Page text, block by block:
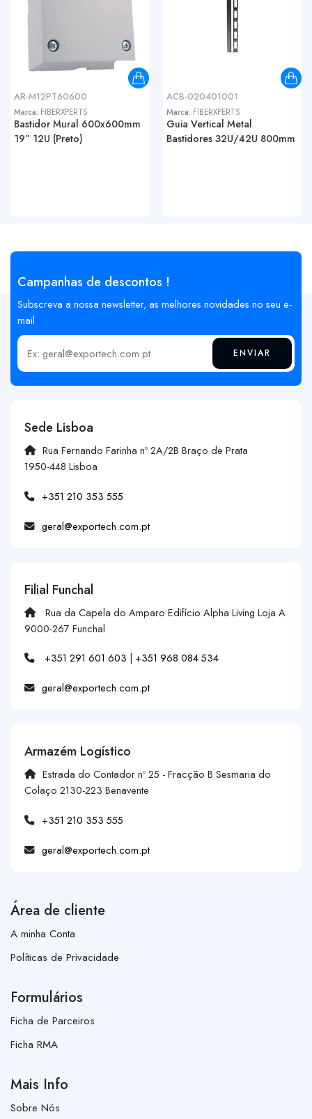
AR-M12PT60600
Marca: FIBERXPERTS
Bastidor Mural 600x600mm
19” 12U (Preto)
ACB-020401001
Marca: FIBERXPERTS
Guia Vertical Metal
Bastidores 32U/42U 800mm
Campanhas de descontos !
Subscreva a nossa newsletter, as melhores novidades no seu e-
mail
Insira o seu email ENVIAR
Sede Lisboa
Rua Fernando Farinha nº 2A/2B Braço de Prata
1950-448 Lisboa
+351 210 353 555
geral@exportech.com.pt
Filial Funchal
Rua da Capela do Amparo Edifício Alpha Living Loja A
9000-267 Funchal
+351 291 601 603 | +351 968 084 534
geral@exportech.com.pt
Armazém Logístico
Estrada do Contador nº 25 - Fracção B Sesmaria do
Colaço 2130-223 Benavente
+351 210 353 555
geral@exportech.com.pt
Área de cliente
A minha Conta
Políticas de Privacidade
Formulários
Ficha de Parceiros
Ficha RMA
Mais Info
Sobre Nós